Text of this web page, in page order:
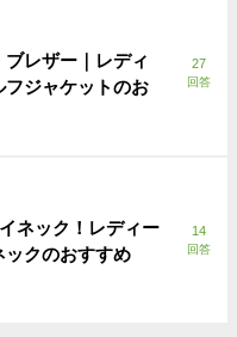
レザー｜レディ
フジャケットのお
27
回答
ネック！レディー
ックのおすすめ
14
回答